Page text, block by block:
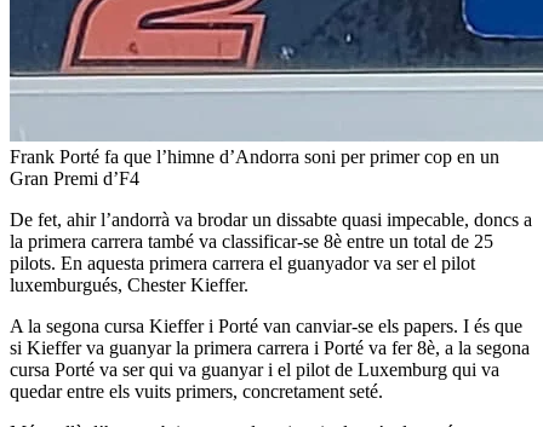
Frank Porté fa que l’himne d’Andorra soni per primer cop en un
Gran Premi d’F4
De fet, ahir l’andorrà va brodar un dissabte quasi impecable, doncs a
la primera carrera també va classificar-se 8è entre un total de 25
pilots. En aquesta primera carrera el guanyador va ser el pilot
luxemburgués, Chester Kieffer.
A la segona cursa Kieffer i Porté van canviar-se els papers. I és que
si Kieffer va guanyar la primera carrera i Porté va fer 8è, a la segona
cursa Porté va ser qui va guanyar i el pilot de Luxemburg qui va
quedar entre els vuits primers, concretament seté.